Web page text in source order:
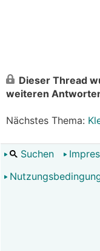
Dieser Thread
weiteren
Nächstes Thema:
Suchen